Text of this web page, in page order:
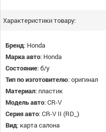
Характеристики товару:
Бренд: Honda
Марка авто: Honda
Состояние:б/у
Тип по изготовителю:оригинал
Материал: пластик
Модель авто:CR-V
Серия авто:CR-V II (RD_)
Вид: карта салона